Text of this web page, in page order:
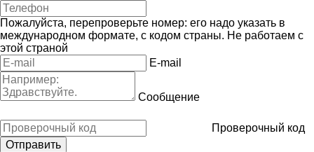
Пожалуйста, перепроверьте номер: его надо указать в
международном формате, с кодом страны. Не работаем с
этой страной
E-mail
Сообщение
Проверочный код